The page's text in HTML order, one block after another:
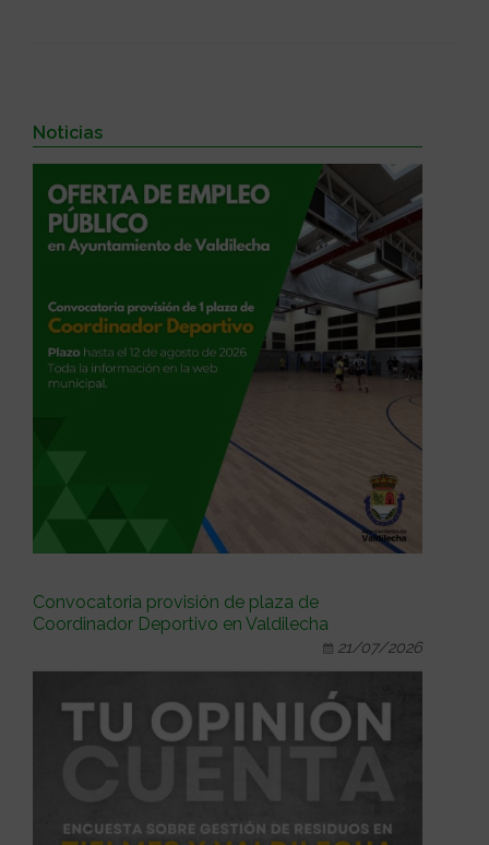
Noticias
Convocatoria provisión de plaza de
Coordinador Deportivo en Valdilecha
21/07/2026